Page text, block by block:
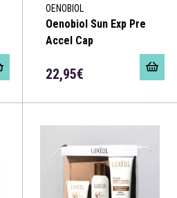
OENOBIOL
Oenobiol Sun Exp Pre
Accel Cap
22,95€